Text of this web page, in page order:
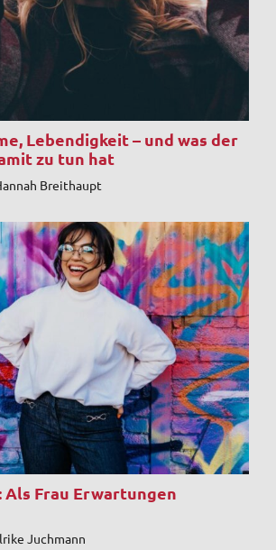
Lebendigkeit – und was der
zu tun hat
Breithaupt
Als Frau Erwartungen
Juchmann